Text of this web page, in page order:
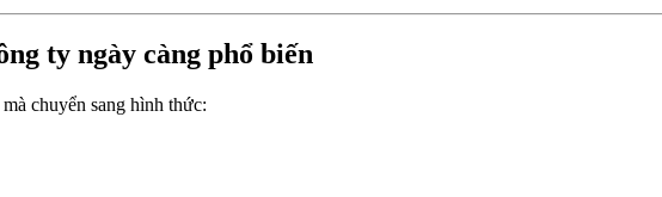
ty ngày càng phổ biến
chuyển sang hình thức: